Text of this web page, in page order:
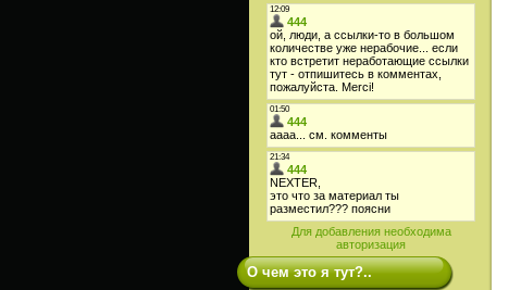
Для добавления необходима
авторизация
О чем это я тут?..